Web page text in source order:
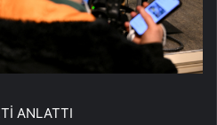
ANLATTI